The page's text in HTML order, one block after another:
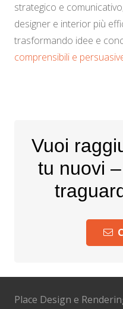
strategico e
designer e interior più
trasformando idee e
comprensibili e
Vuoi
tu nuovi
Place Design e